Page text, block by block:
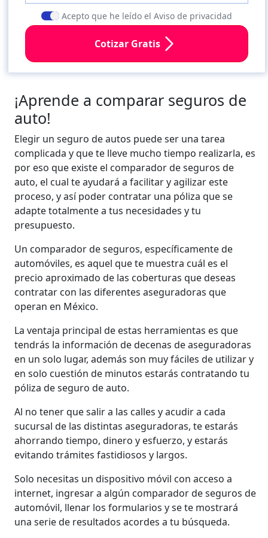
Acepto que he leído el Aviso de privacidad
Cotizar Gratis
¡Aprende a comparar seguros de
auto!
Elegir un seguro de autos puede ser una tarea
complicada y que te lleve mucho tiempo realizarla, es
por eso que existe el comparador de seguros de
auto, el cual te ayudará a facilitar y agilizar este
proceso, y así poder contratar una póliza que se
adapte totalmente a tus necesidades y tu
presupuesto.
Un comparador de seguros, específicamente de
automóviles, es aquel que te muestra cuál es el
precio aproximado de las coberturas que deseas
contratar con las diferentes aseguradoras que
operan en México.
La ventaja principal de estas herramientas es que
tendrás la información de decenas de aseguradoras
en un solo lugar, además son muy fáciles de utilizar y
en solo cuestión de minutos estarás contratando tu
póliza de seguro de auto.
Al no tener que salir a las calles y acudir a cada
sucursal de las distintas aseguradoras, te estarás
ahorrando tiempo, dinero y esfuerzo, y estarás
evitando trámites fastidiosos y largos.
Solo necesitas un dispositivo móvil con acceso a
internet, ingresar a algún comparador de seguros de
automóvil, llenar los formularios y se te mostrará
una serie de resultados acordes a tu búsqueda.